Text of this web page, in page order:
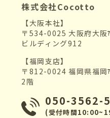
株式会社Cocotto
【大阪本社】
〒534-0025 大阪府大
ビルディング912
【福岡支店】
〒812-0024 福岡県福
2階
050-3562-
(受付時間